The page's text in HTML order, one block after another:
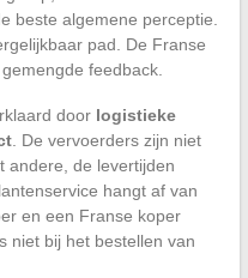
beste algemene perceptie.
pad. De Franse
feedback.
door logistieke
. De vervoerders zijn niet
andere, de levertijden
hangt af van
en een Franse koper
niet bij het bestellen van